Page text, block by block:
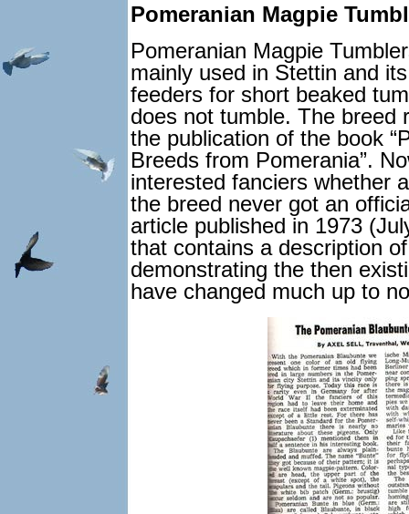
Pomeranian Magpie
Pomeranian Magpie
mainly used in Stettin and
feeders for short beaked
does not tumble. The breed
the publication of the book
Breeds from Pomerania”.
interested fanciers whether
the breed never got an
article published in 1973
that contains a description
demonstrating the then
have changed much up to